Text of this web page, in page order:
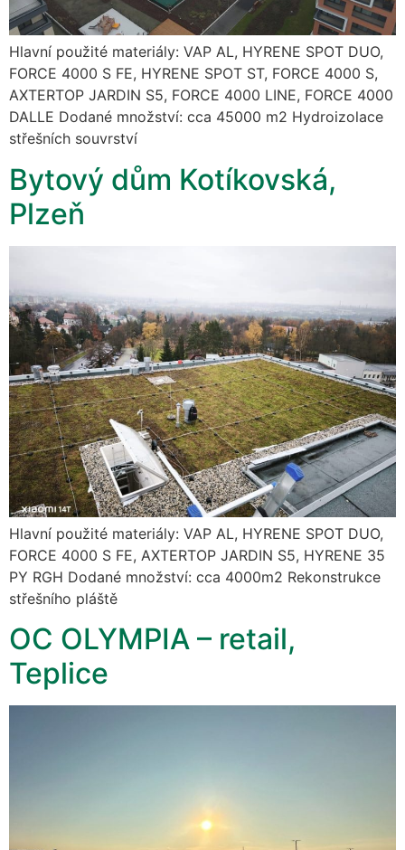
Hlavní použité materiály: VAP AL, HYRENE SPOT DUO,
FORCE 4000 S FE, HYRENE SPOT ST, FORCE 4000 S,
AXTERTOP JARDIN S5, FORCE 4000 LINE, FORCE 4000
DALLE Dodané množství: cca 45000 m2 Hydroizolace
střešních souvrství
Bytový dům Kotíkovská,
Plzeň
Hlavní použité materiály: VAP AL, HYRENE SPOT DUO,
FORCE 4000 S FE, AXTERTOP JARDIN S5, HYRENE 35
PY RGH Dodané množství: cca 4000m2 Rekonstrukce
střešního pláště
OC OLYMPIA – retail,
Teplice